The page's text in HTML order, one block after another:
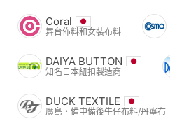
Coral
舞台佈料和女裝布料
DAIYA BUTTON
知名日本紐扣製造商
DUCK TEXTILE
廣島・備中備後牛仔布料/丹寧布